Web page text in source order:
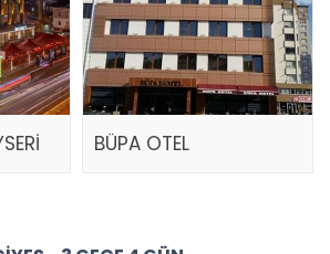
BÜPA OTEL